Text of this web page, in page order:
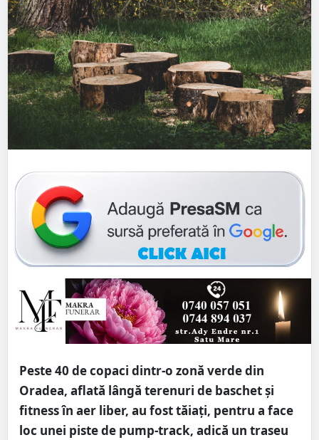
Peste 40 de copaci dintr-o zonă verde din
Oradea, aflată lângă terenuri de baschet și
fitness în aer liber, au fost tăiați, pentru a face
loc unei piste de pump-track, adică un traseu